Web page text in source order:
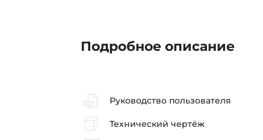
Подробное описание
Руководство пользователя
Технический чертёж